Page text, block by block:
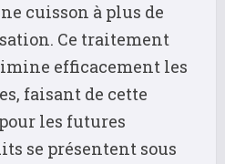
cuisson à plus de
Ce traitement
efficacement les
faisant de cette
les futures
se présentent sous